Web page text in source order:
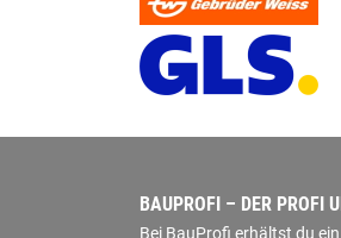
BAUPROFI – DER PROFI
Bei BauProfi erhältst du